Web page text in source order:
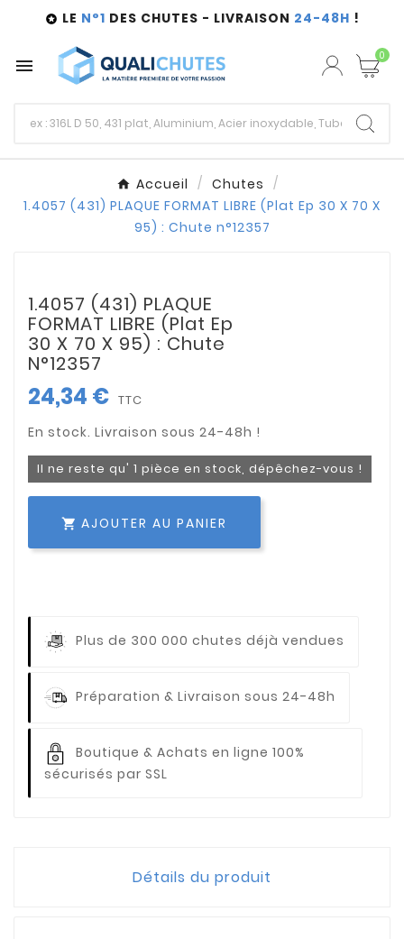
 LE N°1 DES CHUTES - LIVRAISON 24-48H !
 0
Accueil
Chutes
1.4057 (431) PLAQUE FORMAT LIBRE (Plat Ep 30 X 70 X
95) : Chute n°12357
1.4057 (431) PLAQUE
FORMAT LIBRE (Plat Ep
30 X 70 X 95) : Chute
N°12357
24,34 € TTC
Il ne reste qu' 1 pièce en stock, dépêchez-vous !
 AJOUTER AU PANIER
Plus de 300 000 chutes déjà vendues
Préparation & Livraison sous 24-48h
Boutique & Achats en ligne 100%
sécurisés par SSL
Détails du produit